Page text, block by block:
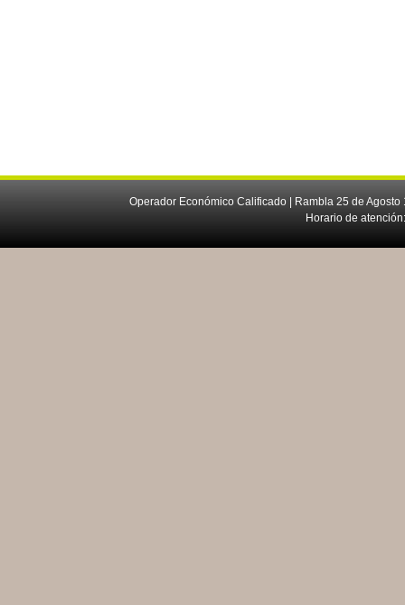
Operador Económico Calificado | Rambla 25 de
Horario de